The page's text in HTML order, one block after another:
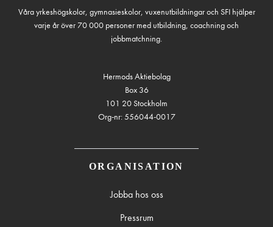
Våra yrkeshögskolor, gymnasieskolor, vuxenutbildningar och SFI hjälper
varje år över 70 000 personer med utbildning, coachning och
jobbmatchning.
Hermods Aktiebolag
Box 36
101 20 Stockholm
Org-nr: 556044-0017
ORGANISATION
Jobba hos oss
Pressrum